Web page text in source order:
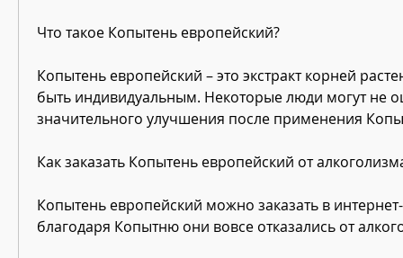
Что такое Копытень европейский?
Копытень европейский – это экстракт корней
быть индивидуальным. Некоторые люди могут не
значительного улучшения после применения
Как заказать Копытень европейский от
Копытень европейский можно заказать в
благодаря Копытню они вовсе отказались от